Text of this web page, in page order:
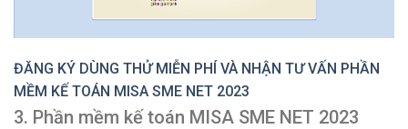
ĐĂNG KÝ DÙNG THỬ MIỄN PHÍ VÀ NHẬN TƯ VẤN PHẦN
MỀM KẾ TOÁN MISA SME NET 2023
3. Phần mềm kế toán MISA SME NET 2023